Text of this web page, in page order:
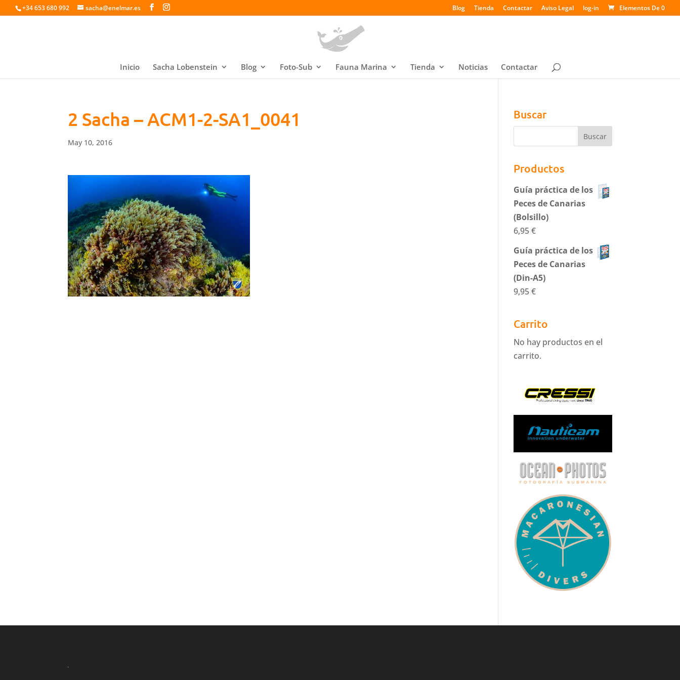
+34 653 680 992 sacha@enelmar.es Blog Tienda Contactar Aviso Legal log-in Elementos De 0
Inicio Sacha Lobenstein Blog Foto-Sub Fauna Marina Tienda Noticias Contactar
2 Sacha – ACM1-2-SA1_0041
May 10, 2016
Buscar
Productos
Guía práctica de los
Peces de Canarias
(Bolsillo)
6,95€
Guía práctica de los
Peces de Canarias
(Din-A5)
9,95€
Carrito
No hay productos en el
carrito.